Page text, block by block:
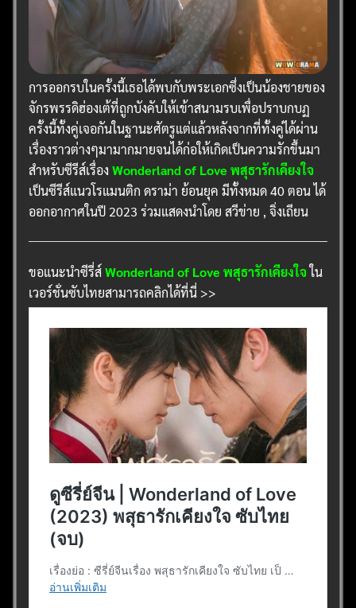
การออกรบในครั้งนี้เธอได้พบกับพระเอกซึ่งเป็นน้องชายของ
จักรพรรดิฮ่องเต้ที่ถูกบังคับให้เข้าสนามรบเพื่อปราบกบฏ
ครั้งนี้ทั้งคู่เจอกันในฐานะศัตรูแต่แล้วหลังจากที่ทั้งคู่ได้ผ่าน
เรื่องราวต่างๆมามากมายจนได้ก่อให้เกิดเป็นความรักขึ้นมา
สำหรับซีรีส์เรื่องWonderland of Love พสุธารักเคียงใจ
เป็นซีรีส์แนวโรแมนติก ดราม่า ย้อนยุค มีทั้งหมด 40 ตอน ได้
ออกอากาศในปี 2023 ร่วมแสดงนำโดย สวีข่าย , จิ่งเถียน
ขอแนะนำซีรี่ส์Wonderland of Love พสุธารักเคียงใจใน
เวอร์ชั่นซับไทยสามารถคลิกได้ที่นี่ >>